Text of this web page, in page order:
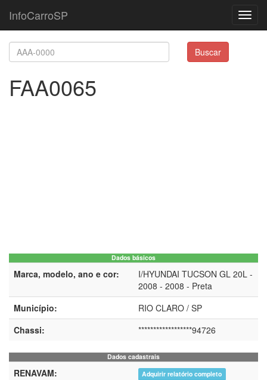
InfoCarroSP
Buscar
FAA0065
Dados básicos
Marca, modelo, ano e cor:
I/HYUNDAI TUCSON GL 20L -
2008 - 2008 - Preta
Município:
RIO CLARO / SP
Chassi:
******************94726
Dados cadastrais
RENAVAM: Adquirir relatório completo